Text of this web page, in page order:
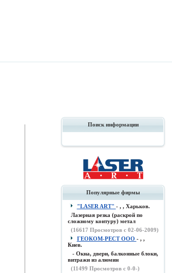
Поиск информации
Популярные фирмы
"LASER ART" - , , Харьков.
Лазерная резка (раскрой по
сложному контуру) метал
(16617 Просмотров с 02-06-2009)
ГЕОКОМ-РЕСТ ООО - , ,
Киев.
- Окна, двери, балконные блоки,
витражи из алюмин
(11499 Просмотров с 0-0-)